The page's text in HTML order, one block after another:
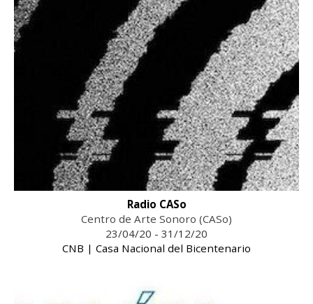
Radio CASo
Centro de Arte Sonoro (CASo)
23/04/20 - 31/12/20
CNB | Casa Nacional del Bicentenario